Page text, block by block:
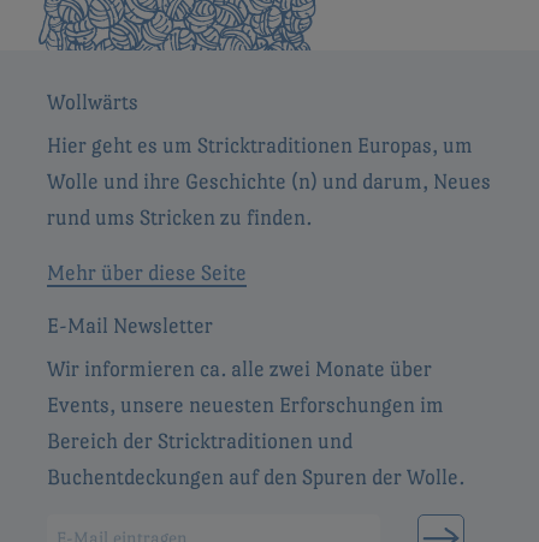
Wollwärts
Hier geht es um Stricktraditionen Europas, um
Wolle und ihre Geschichte (n) und darum, Neues
rund ums Stricken zu finden.
Mehr über diese Seite
E-Mail Newsletter
Wir informieren ca. alle zwei Monate über
Events, unsere neuesten Erforschungen im
Bereich der Stricktraditionen und
Buchentdeckungen auf den Spuren der Wolle.